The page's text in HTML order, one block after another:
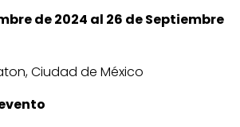
de 2024 al 26 de Septiembre
Ciudad de México